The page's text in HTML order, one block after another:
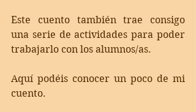
Este cuento también trae consigo
una serie de actividades para poder
trabajarlo con los alumnos/as.
Aquí podéis conocer un poco de mi
cuento.